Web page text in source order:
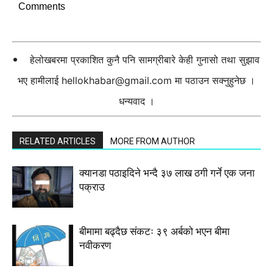
Comments
हेलोखबरमा प्रकाशित कुनै पनि सामग्रीबारे केही गुनासो तथा सुझाव
भए हामीलाई hellokhabar@gmail.com मा पठाउन सक्नुहुनेछ ।
धन्यवाद ।
RELATED ARTICLES MORE FROM AUTHOR
क्यानडा पठाइदिने भन्दै ३७ लाख ठगी गर्ने एक जना
पक्राउ
बीमामा बढ्दैछ संकटः ३९ अर्बको भएन बीमा
नवीकरण